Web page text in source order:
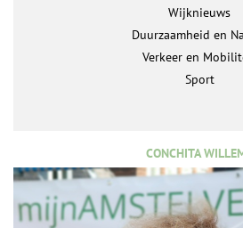
Wijknieuws
Duurzaamheid en
Verkeer en
Sport
CONCHITA